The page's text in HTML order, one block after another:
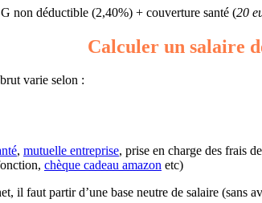
non déductible (2,40%) + couverture santé (20
Calculer un salaire
varie selon :
, mutuelle entreprise, prise en charge des frais
chèque cadeau amazon etc)
faut partir d’une base neutre de salaire (sans